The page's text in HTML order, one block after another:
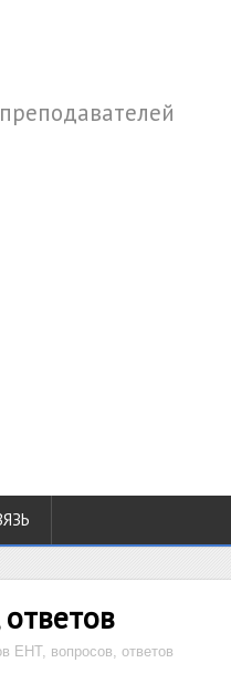
ЕНТ, вопросов, ответов